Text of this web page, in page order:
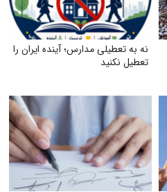
نه به تعطیلی مدارس؛ آینده ایران را
تعطیل نکنید